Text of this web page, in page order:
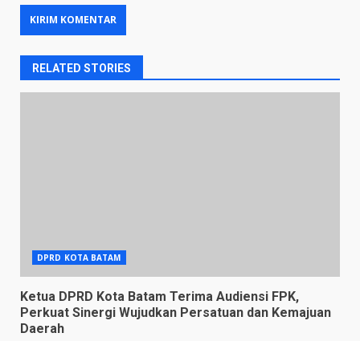
RELATED STORIES
DPRD KOTA BATAM
Ketua DPRD Kota Batam Terima Audiensi FPK,
Perkuat Sinergi Wujudkan Persatuan dan Kemajuan
Daerah